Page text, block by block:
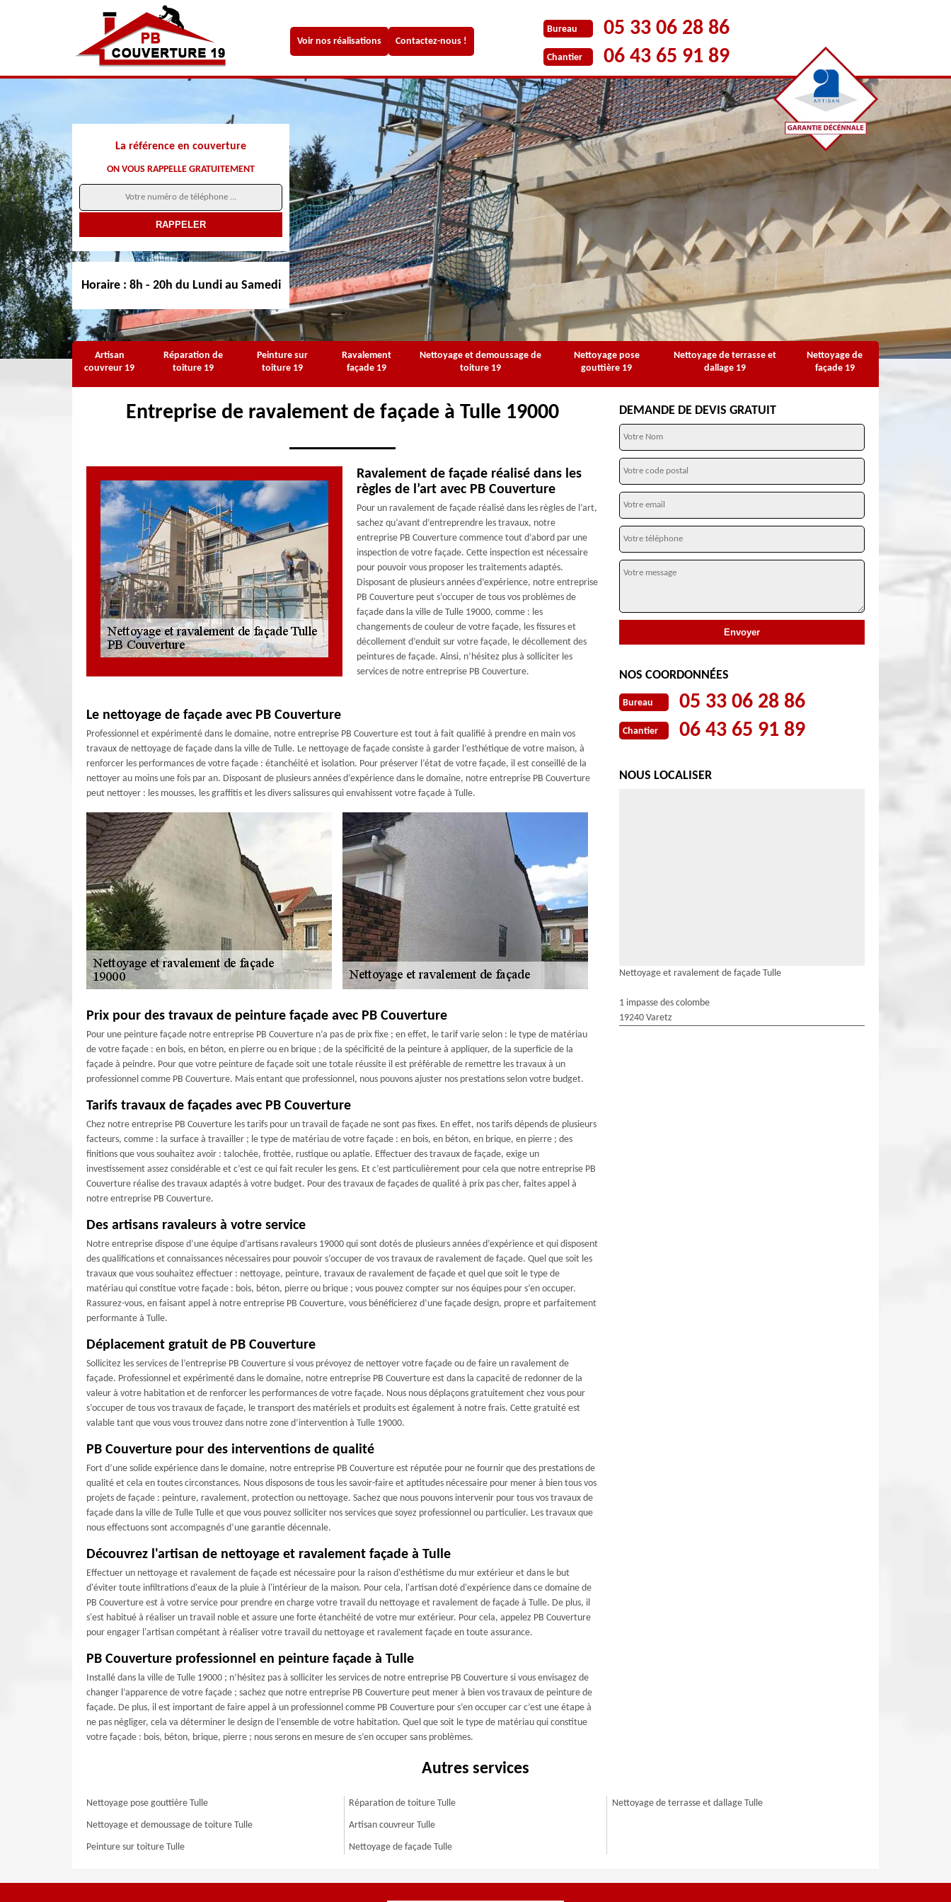
Voir nos réalisations Contactez-nous !
Bureau 05 33 06 28 86
Chantier 06 43 65 91 89
La référence en couverture
ON VOUS RAPPELLE GRATUITEMENT
Horaire : 8h - 20h du Lundi au Samedi
Artisan
couvreur 19
Réparation de
toiture 19
Peinture sur
toiture 19
Ravalement
façade 19
Nettoyage et demoussage de
toiture 19
Nettoyage pose
gouttière 19
Nettoyage de terrasse et
dallage 19
Nettoyage de
façade 19
Entreprise de ravalement de façade à Tulle 19000
Ravalement de façade réalisé dans les
règles de l’art avec PB Couverture
Pour un ravalement de façade réalisé dans les règles de l’art,
sachez qu’avant d’entreprendre les travaux, notre
entreprise PB Couverture commence tout d’abord par une
inspection de votre façade. Cette inspection est nécessaire
pour pouvoir vous proposer les traitements adaptés.
Disposant de plusieurs années d’expérience, notre entreprise
PB Couverture peut s’occuper de tous vos problèmes de
façade dans la ville de Tulle 19000, comme : les
changements de couleur de votre façade, les fissures et
décollement d’enduit sur votre façade, le décollement des
peintures de façade. Ainsi, n’hésitez plus à solliciter les
services de notre entreprise PB Couverture.
Le nettoyage de façade avec PB Couverture
Professionnel et expérimenté dans le domaine, notre entreprise PB Couverture est tout à fait qualifié à prendre en main vos
travaux de nettoyage de façade dans la ville de Tulle. Le nettoyage de façade consiste à garder l’esthétique de votre maison, à
renforcer les performances de votre façade : étanchéité et isolation. Pour préserver l’état de votre façade, il est conseillé de la
nettoyer au moins une fois par an. Disposant de plusieurs années d’expérience dans le domaine, notre entreprise PB Couverture
peut nettoyer : les mousses, les graffitis et les divers salissures qui envahissent votre façade à Tulle.
Prix pour des travaux de peinture façade avec PB Couverture
Pour une peinture façade notre entreprise PB Couverture n’a pas de prix fixe ; en effet, le tarif varie selon : le type de matériau
de votre façade : en bois, en béton, en pierre ou en brique ; de la spécificité de la peinture à appliquer, de la superficie de la
façade à peindre. Pour que votre peinture de façade soit une totale réussite il est préférable de remettre les travaux à un
professionnel comme PB Couverture. Mais entant que professionnel, nous pouvons ajuster nos prestations selon votre budget.
Tarifs travaux de façades avec PB Couverture
Chez notre entreprise PB Couverture les tarifs pour un travail de façade ne sont pas fixes. En effet, nos tarifs dépends de plusieurs
facteurs, comme : la surface à travailler ; le type de matériau de votre façade : en bois, en béton, en brique, en pierre ; des
finitions que vous souhaitez avoir : talochée, frottée, rustique ou aplatie. Effectuer des travaux de façade, exige un
investissement assez considérable et c’est ce qui fait reculer les gens. Et c’est particulièrement pour cela que notre entreprise PB
Couverture réalise des travaux adaptés à votre budget. Pour des travaux de façades de qualité à prix pas cher, faites appel à
notre entreprise PB Couverture.
Des artisans ravaleurs à votre service
Notre entreprise dispose d’une équipe d’artisans ravaleurs 19000 qui sont dotés de plusieurs années d’expérience et qui disposent
des qualifications et connaissances nécessaires pour pouvoir s’occuper de vos travaux de ravalement de façade. Quel que soit les
travaux que vous souhaitez effectuer : nettoyage, peinture, travaux de ravalement de façade et quel que soit le type de
matériau qui constitue votre façade : bois, béton, pierre ou brique ; vous pouvez compter sur nos équipes pour s’en occuper.
Rassurez-vous, en faisant appel à notre entreprise PB Couverture, vous bénéficierez d’une façade design, propre et parfaitement
performante à Tulle.
Déplacement gratuit de PB Couverture
Sollicitez les services de l’entreprise PB Couverture si vous prévoyez de nettoyer votre façade ou de faire un ravalement de
façade. Professionnel et expérimenté dans le domaine, notre entreprise PB Couverture est dans la capacité de redonner de la
valeur à votre habitation et de renforcer les performances de votre façade. Nous nous déplaçons gratuitement chez vous pour
s’occuper de tous vos travaux de façade, le transport des matériels et produits est également à notre frais. Cette gratuité est
valable tant que vous vous trouvez dans notre zone d’intervention à Tulle 19000.
PB Couverture pour des interventions de qualité
Fort d’une solide expérience dans le domaine, notre entreprise PB Couverture est réputée pour ne fournir que des prestations de
qualité et cela en toutes circonstances. Nous disposons de tous les savoir-faire et aptitudes nécessaire pour mener à bien tous vos
projets de façade : peinture, ravalement, protection ou nettoyage. Sachez que nous pouvons intervenir pour tous vos travaux de
façade dans la ville de Tulle Tulle et que vous pouvez solliciter nos services que soyez professionnel ou particulier. Les travaux que
nous effectuons sont accompagnés d’une garantie décennale.
Découvrez l'artisan de nettoyage et ravalement façade à Tulle
Effectuer un nettoyage et ravalement de façade est nécessaire pour la raison d'esthétisme du mur extérieur et dans le but
d'éviter toute infiltrations d'eaux de la pluie à l'intérieur de la maison. Pour cela, l'artisan doté d'expérience dans ce domaine de
PB Couverture est à votre service pour prendre en charge votre travail du nettoyage et ravalement de façade à Tulle. De plus, il
s'est habitué à réaliser un travail noble et assure une forte étanchéité de votre mur extérieur. Pour cela, appelez PB Couverture
pour engager l'artisan compétant à réaliser votre travail du nettoyage et ravalement façade en toute assurance.
PB Couverture professionnel en peinture façade à Tulle
Installé dans la ville de Tulle 19000 ; n’hésitez pas à solliciter les services de notre entreprise PB Couverture si vous envisagez de
changer l’apparence de votre façade ; sachez que notre entreprise PB Couverture peut mener à bien vos travaux de peinture de
façade. De plus, il est important de faire appel à un professionnel comme PB Couverture pour s’en occuper car c’est une étape à
ne pas négliger, cela va déterminer le design de l’ensemble de votre habitation. Quel que soit le type de matériau qui constitue
votre façade : bois, béton, brique, pierre ; nous serons en mesure de s’en occuper sans problèmes.
DEMANDE DE DEVIS GRATUIT
NOS COORDONNÉES
Bureau 05 33 06 28 86
Chantier 06 43 65 91 89
NOUS LOCALISER
Nettoyage et ravalement de façade Tulle
1 impasse des colombe
19240 Varetz
Autres services
Nettoyage pose gouttière Tulle
Nettoyage et demoussage de toiture Tulle
Peinture sur toiture Tulle
Réparation de toiture Tulle
Artisan couvreur Tulle
Nettoyage de façade Tulle
Nettoyage de terrasse et dallage Tulle